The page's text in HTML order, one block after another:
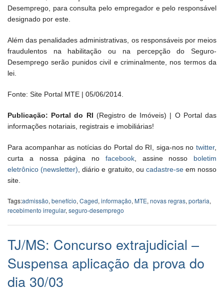
Desemprego, para consulta pelo empregador e pelo responsável
designado por este.
Além das penalidades administrativas, os responsáveis por meios
fraudulentos na habilitação ou na percepção do Seguro-
Desemprego serão punidos civil e criminalmente, nos termos da
lei.
Fonte: Site Portal MTE | 05/06/2014.
Publicação: Portal do RI (Registro de Imóveis) | O Portal das
informações notariais, registrais e imobiliárias!
Para acompanhar as notícias do Portal do RI, siga-nos no twitter,
curta a nossa página no facebook, assine nosso boletim
eletrônico (newsletter) , diário e gratuito, ou cadastre-seem nosso
site.
Tags:admissão, benefício, Caged, informação, MTE, novas regras, portaria,
recebimento irregular, seguro-desemprego
TJ/MS: Concurso extrajudicial –
Suspensa aplicação da prova do
dia 30/03